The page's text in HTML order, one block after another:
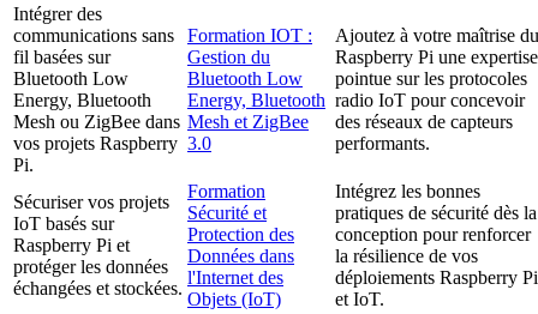
Intégrer des
communications sans
fil basées sur
Bluetooth Low
Energy, Bluetooth
Mesh ou ZigBee dans
vos projets Raspberry
Pi.
Formation IOT :
Gestion du
Bluetooth Low
Energy, Bluetooth
Mesh et ZigBee
3.0
Ajoutez à votre maîtrise du
Raspberry Pi une expertise
pointue sur les protocoles
radio IoT pour concevoir
des réseaux de capteurs
performants.
Sécuriser vos projets
IoT basés sur
Raspberry Pi et
protéger les données
échangées et stockées.
Formation
Sécurité et
Protection des
Données dans
l'Internet des
Objets (IoT)
Intégrez les bonnes
pratiques de sécurité dès la
conception pour renforcer
la résilience de vos
déploiements Raspberry Pi
et IoT.